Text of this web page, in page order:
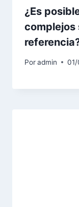
¿Es
complejos
Poradmin